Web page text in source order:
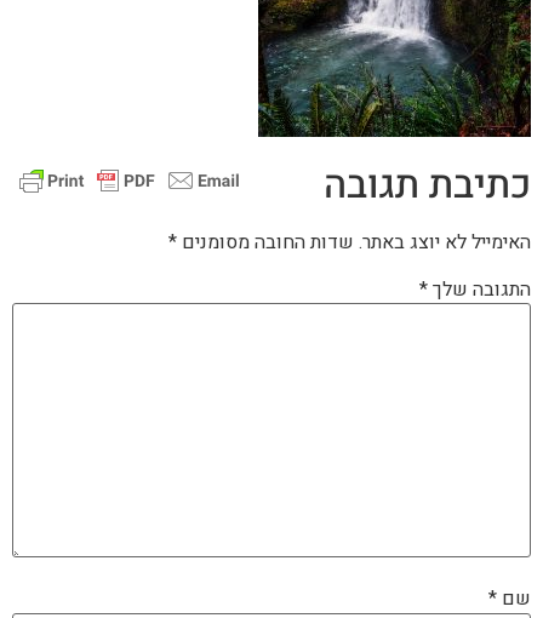
כתיבת תגובה
האימייל לא יוצג באתר. שדות החובה מסומנים *
התגובה שלך*
שם *